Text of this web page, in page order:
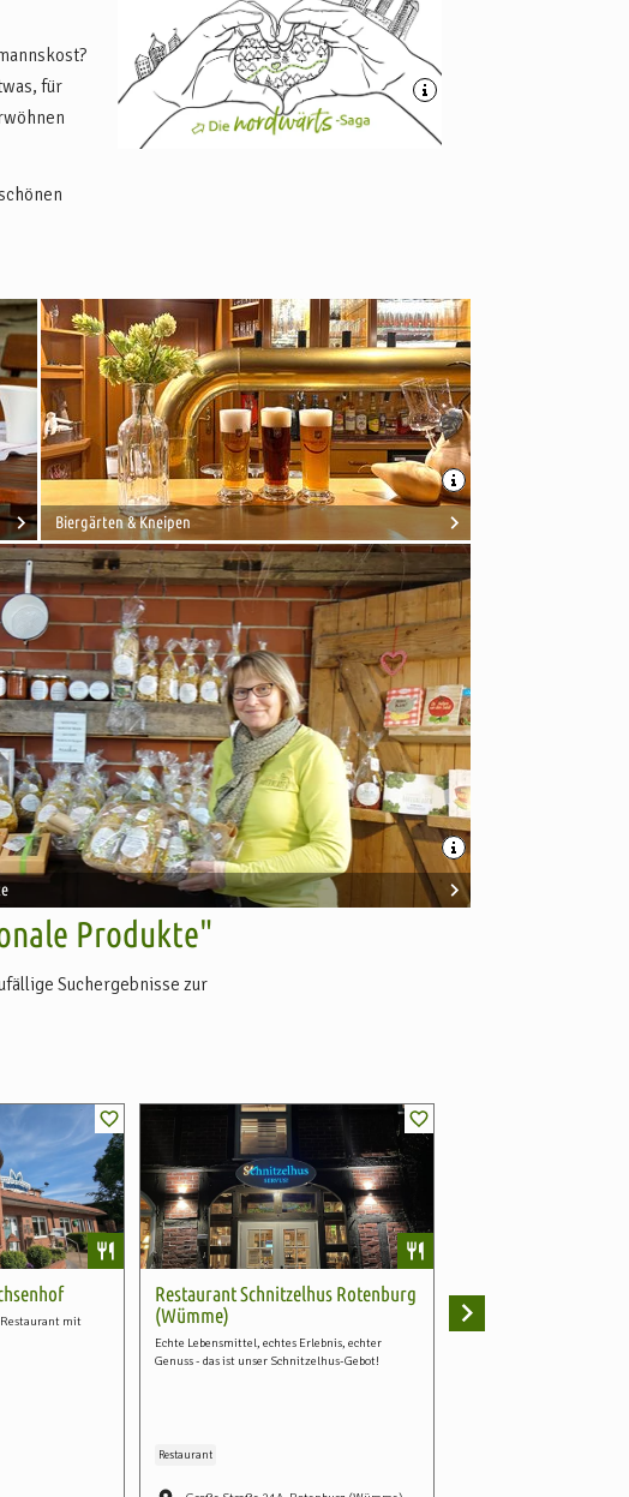
für
Biergärten & Kneipen
Produkte"
Suchergebnisse zur
mit
Restaurant Schnitzelhus Rotenburg
(Wümme)
Echte Lebensmittel, echtes Erlebnis, echter
Genuss - das ist unser Schnitzelhus-Gebot!
Restaurant
Dein ONASSIS
Echt griechisch ganz ohne